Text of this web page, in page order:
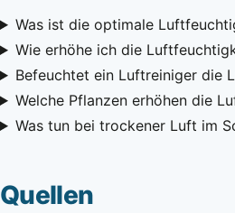
Was ist die optimale
Wie erhöhe ich die
Befeuchtet ein Luftreiniger die
Welche Pflanzen erhöhen die
Was tun bei trockener Luft im
Quellen